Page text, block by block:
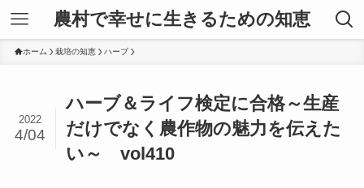
農村で幸せに生きるための知恵
ホーム 栽培の知恵 ハーブ
ハーブ＆ライフ検定に合格～生産
だけでなく農作物の魅力を伝えた
い～ vol410
2022
4/04